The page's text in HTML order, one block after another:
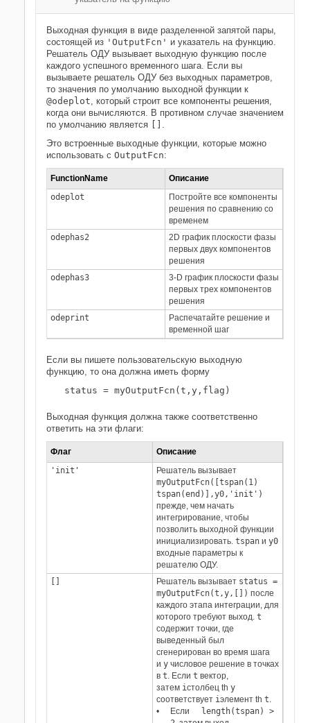
Выходная функция в виде разделенной запятой пары,
состоящей из 'OutputFcn' и указатель на функцию.
Решатель ОДУ вызывает выходную функцию после
каждого успешного временного шага. Если вы
вызываете решатель ОДУ без выходных параметров,
то значения по умолчанию выходной функции к
@odeplot, который строит все компоненты решения,
когда они вычисляются. В противном случае значением
по умолчанию является
.
Это встроенные выходные функции, которые можно
использовать с OutputFcn:
FunctionName
Описание
odeplot
Постройте все компоненты
решения по сравнению со
временем
odephas2
2D график плоскости фазы
первых двух компонентов
решения
odephas3
3-D график плоскости фазы
первых трех компонентов
решения
odeprint
Распечатайте решение и
временной шаг
Если вы пишете пользовательскую выходную
функцию, то она должна иметь форму
status = myOutputFcn(t,y,flag)
Выходная функция должна также соответственно
ответить на эти флаги:
Флаг
Описание
'init'
Решатель вызывает
myOutputFcn([tspan(1)
tspan(end)],y0,'init')
прежде, чем начать
интегрирование, чтобы
позволить выходной функции
инициализировать. tspan и y0
входные параметры к
решателю ОДУ.
Решатель вызывает status =
myOutputFcn(t,y,[]) после
каждого этапа интеграции, для
которого требуют выход. t
содержит точки, где
выведенный был
сгенерирован во время шага
и y числовое решение в точках
в t. Если t вектор,
затем iстолбец th y
соответствует iэлемент th t.
Если
length(tspan) >